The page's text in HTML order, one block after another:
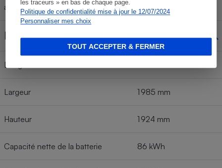
les traceurs » en bas de chaque page.
Politique de confidentialité mise à jour le 12/07/2024
Personnaliser mes choix
TOUT ACCEPTER & FERMER
annoncée (cycle WLTC)
Dimensions
Longueur
Largeur 1 985 mm
Hauteur 1 924 mm
Capacité nette de la batterie 86 kWh